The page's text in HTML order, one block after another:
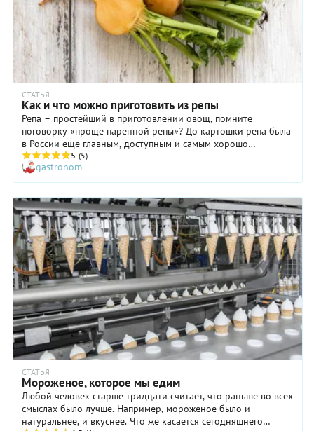
СТАТЬЯ
Как и что можно приготовить из репы
Репа – простейший в приготовлении овощ, помните
поговорку «проще паренной репы»? До картошки репа была
в России еще главным, доступным и самым хорошо
хранящимся продуктом. Ее ели круглый год. Но потом
картофель буквально вымел репу из российских огородов. А
жаль, ведь кроме доступности, лёжкости и прочих
демократических достоинств репа еще и очень вкусна. Не
случайно, французы и итальянцы до сих пор используют ее
и в повседневной, и в высокой кухне. Выясним как и что
приготовить из репы.
5 (5)
gastronom
СТАТЬЯ
Мороженое, которое мы едим
Любой человек старше тридцати считает, что раньше во всех
смыслах было лучше. Например, мороженое было и
натуральнее, и вкуснее. Что же касается сегодняшнего